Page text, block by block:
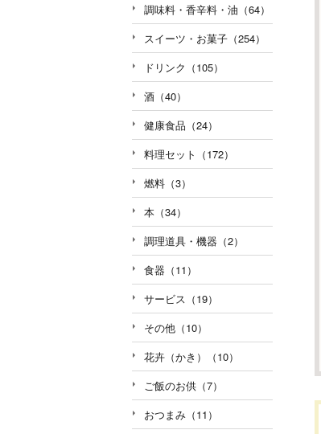
調味料・香辛料・油（64）
スイーツ・お菓子（254）
ドリンク（105）
酒（40）
健康食品（24）
料理セット（172）
燃料（3）
本（34）
調理道具・機器（2）
食器（11）
サービス（19）
その他（10）
花卉（かき）（10）
ご飯のお供（7）
おつまみ（11）